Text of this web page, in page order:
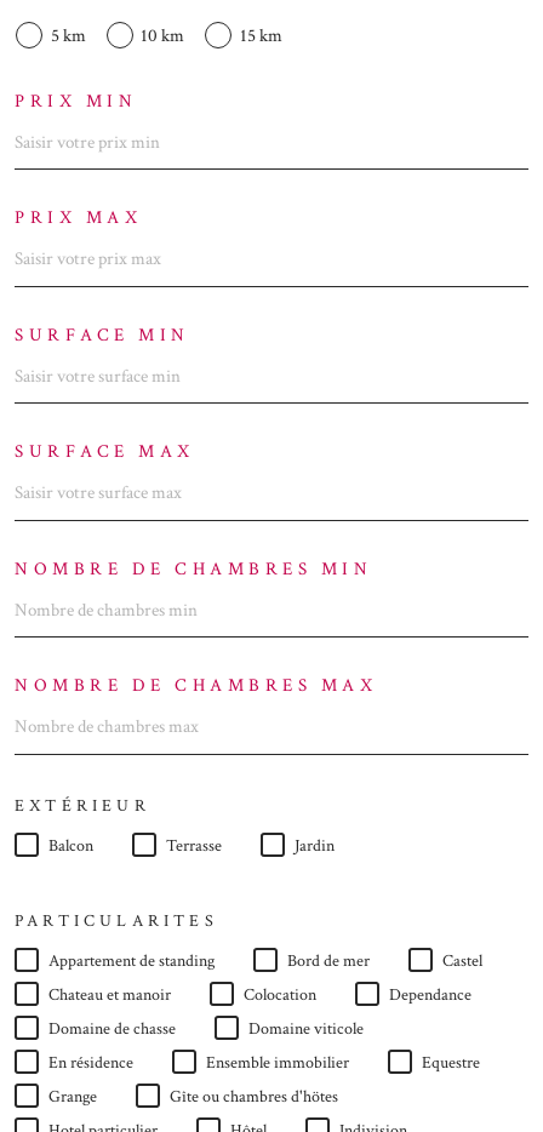
5 km 10 km 15 km
PRIX MIN
PRIX MAX
SURFACE MIN
SURFACE MAX
NOMBRE DE CHAMBRES MIN
NOMBRE DE CHAMBRES MAX
EXTÉRIEUR
Balcon
Terrasse Jardin
PARTICULARITES
Appartement de standing
Bord de mer
Castel
Chateau et manoir
Colocation
Dependance
Domaine de chasse
Domaine viticole
En résidence
Ensemble immobilier
Equestre
Grange
Gîte ou chambres d'hötes